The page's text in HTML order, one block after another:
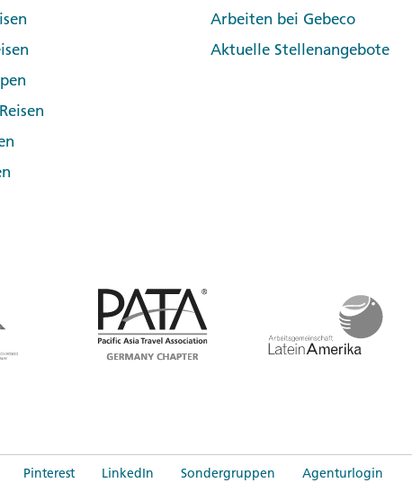
Arbeiten bei Gebeco
Aktuelle Stellenangebote
Pinterest LinkedIn Sondergruppen Agenturlogin